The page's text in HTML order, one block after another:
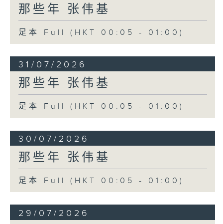
那些年 张伟基
足本 Full (HKT 00:05 - 01:00)
31/07/2026
那些年 张伟基
足本 Full (HKT 00:05 - 01:00)
30/07/2026
那些年 张伟基
足本 Full (HKT 00:05 - 01:00)
29/07/2026